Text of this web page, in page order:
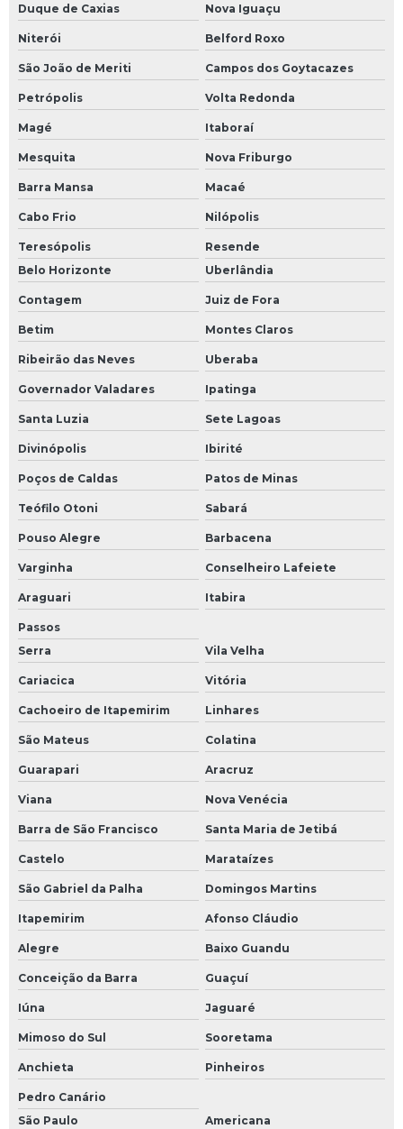
Duque de Caxias Nova Iguaçu
Niterói Belford Roxo
São João de Meriti Campos dos Goytacazes
Petrópolis Volta Redonda
Magé Itaboraí
Mesquita Nova Friburgo
Barra Mansa Macaé
Cabo Frio Nilópolis
Teresópolis
Resende
Belo Horizonte
Uberlândia
Contagem Juiz de Fora
Betim Montes Claros
Ribeirão das Neves Uberaba
Governador Valadares Ipatinga
Santa Luzia Sete Lagoas
Divinópolis Ibirité
Poços de Caldas Patos de Minas
Teófilo Otoni Sabará
Pouso Alegre Barbacena
Varginha Conselheiro Lafeiete
Araguari Itabira
Passos
Serra
Vila Velha
Cariacica Vitória
Cachoeiro de Itapemirim Linhares
São Mateus Colatina
Guarapari Aracruz
Viana Nova Venécia
Barra de São Francisco Santa Maria de Jetibá
Castelo Marataízes
São Gabriel da Palha Domingos Martins
Itapemirim Afonso Cláudio
Alegre Baixo Guandu
Conceição da Barra Guaçuí
Iúna Jaguaré
Mimoso do Sul Sooretama
Anchieta Pinheiros
Pedro Canário
São Paulo
Americana